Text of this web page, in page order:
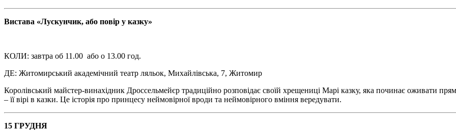
Вистава «Лускунчик, або повір у казку»
КОЛИ: завтра об 11.00 або о 13.00 год.
ДЕ: Житомирський академічний театр ляльок, Михайлівська, 7, Житомир
Королівський майстер-винахідник Дроссельмейєр традиційно розповідає своїй хрещениці Марі казку, яка починає оживати
– її вірі в казки. Це історія про принцесу неймовірної вроди та неймовірного вміння вередувати.
15 ГРУДНЯ